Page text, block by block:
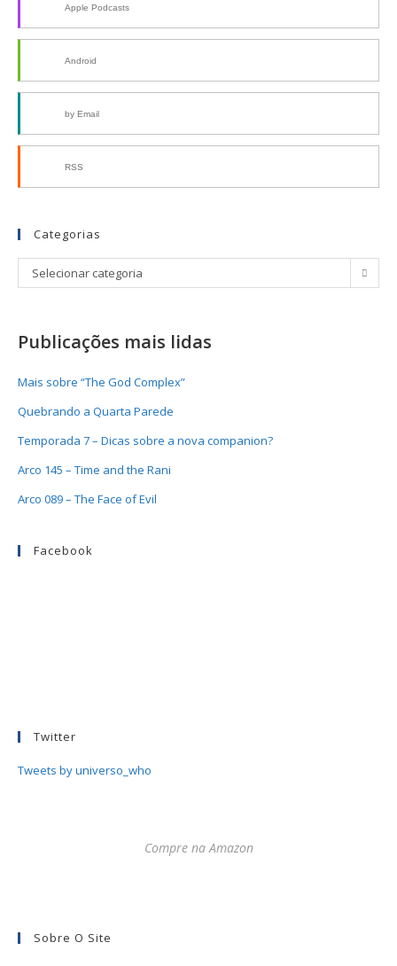
Apple Podcasts
Android
by Email
RSS
Categorias
Selecionar categoria
Publicações mais lidas
Mais sobre “The God Complex”
Quebrando a Quarta Parede
Temporada 7 – Dicas sobre a nova companion?
Arco 145 – Time and the Rani
Arco 089 – The Face of Evil
Facebook
Twitter
Tweets by universo_who
Compre na Amazon
Sobre O Site